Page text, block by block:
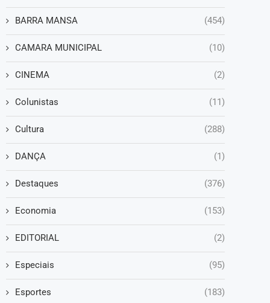
BARRA MANSA (454)
CAMARA MUNICIPAL (10)
CINEMA (2)
Colunistas (11)
Cultura (288)
DANÇA (1)
Destaques (376)
Economia (153)
EDITORIAL (2)
Especiais (95)
Esportes (183)